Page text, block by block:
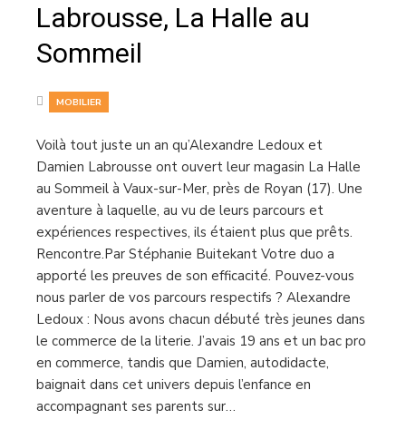
Labrousse, La Halle au
Sommeil
MOBILIER
Voilà tout juste un an qu’Alexandre Ledoux et
Damien Labrousse ont ouvert leur magasin La Halle
au Sommeil à Vaux-sur-Mer, près de Royan (17). Une
aventure à laquelle, au vu de leurs parcours et
expériences respectives, ils étaient plus que prêts.
Rencontre.Par Stéphanie Buitekant Votre duo a
apporté les preuves de son efficacité. Pouvez-vous
nous parler de vos parcours respectifs ? Alexandre
Ledoux : Nous avons chacun débuté très jeunes dans
le commerce de la literie. J’avais 19 ans et un bac pro
en commerce, tandis que Damien, autodidacte,
baignait dans cet univers depuis l’enfance en
accompagnant ses parents sur…